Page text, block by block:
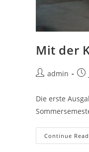
Mit der
admin
Die erste
Continue